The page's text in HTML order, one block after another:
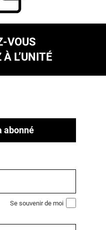
VOUS
L’UNITÉ
abonné
Se souvenir de moi